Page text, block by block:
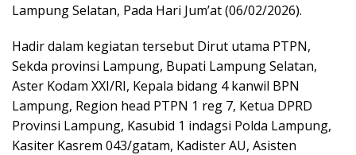
Lampung Selatan, Pada Hari Jum’at (06/02/2026).
Hadir dalam kegiatan tersebut Dirut utama PTPN,
Sekda provinsi Lampung, Bupati Lampung Selatan,
Aster Kodam XXI/RI, Kepala bidang 4 kanwil BPN
Lampung, Region head PTPN 1 reg 7, Ketua DPRD
Provinsi Lampung, Kasubid 1 indagsi Polda Lampung,
Kasiter Kasrem 043/gatam, Kadister AU, Asisten